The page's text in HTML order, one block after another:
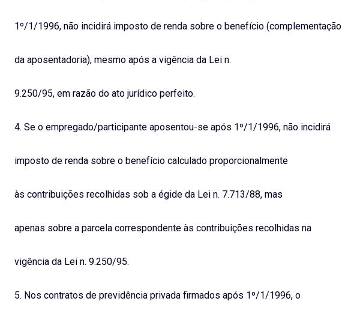
1º/1/1996, não incidirá imposto de renda sobre o benefício (complementação
da aposentadoria), mesmo após a vigência da Lei n.
9.250/95, em razão do ato jurídico perfeito.
4. Se o empregado/participante aposentou-se após 1º/1/1996, não incidirá
imposto de renda sobre o benefício calculado proporcionalmente
às contribuições recolhidas sob a égide da Lei n. 7.713/88, mas
apenas sobre a parcela correspondente às contribuições recolhidas na
vigência da Lei n. 9.250/95.
5. Nos contratos de previdência privada firmados após 1º/1/1996, o